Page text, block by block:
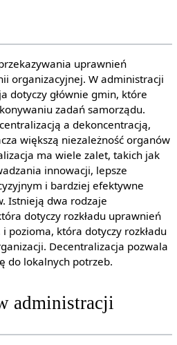
uprawnień
organizacyjnej. W administracji
dotyczy głównie gmin, które
zadań samorządu.
a dekoncentracją,
większą niezależność organów
ma wiele zalet, takich jak
innowacji, lepsze
i bardziej efektywne
Istnieją dwa rodzaje
dotyczy rozkładu uprawnień
pozioma, która dotyczy rozkładu
Decentralizacja pozwala
do lokalnych potrzeb.
administracji